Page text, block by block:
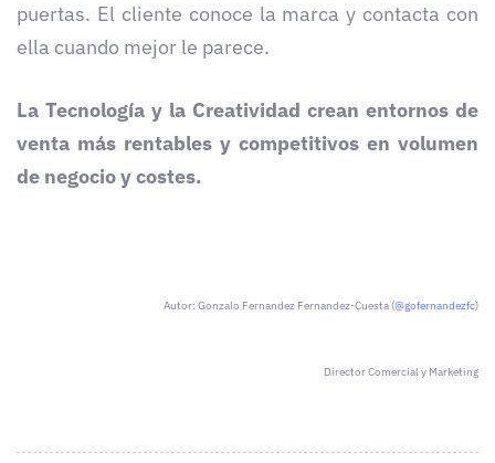
puertas. El cliente conoce la marca y contacta con
ella cuando mejor le parece.
La Tecnología y la Creatividad crean entornos de
venta más rentables y competitivos en volumen
de negocio y costes.
Autor: Gonzalo Fernandez Fernandez-Cuesta (@gofernandezfc)
Director Comercial y Marketing